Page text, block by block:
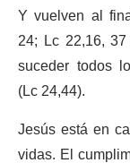
Y vuelven al
24; Lc 22,16,
suceder todos
(Lc 24,44).
Jesús está en
vidas. El